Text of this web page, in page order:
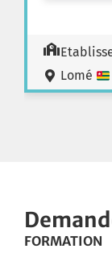
Lomé
FORMATION